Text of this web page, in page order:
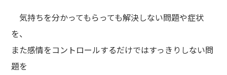
気持ちを分かってもらっても解決しない問題や症状
を、
また感情をコントロールするだけではすっきりしない問
題を